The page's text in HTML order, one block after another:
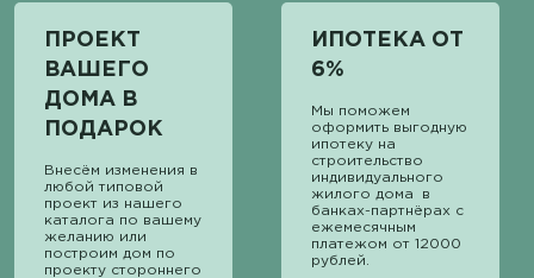
ПРОЕКТ
ВАШЕГО
ДОМА В
ПОДАРОК
Внесём изменения в
любой типовой
проект из нашего
каталога по вашему
желанию или
построим дом по
проекту стороннего
ИПОТЕКА ОТ
6%
Мы поможем
оформить выгодную
ипотеку на
строительство
индивидуального
жилого дома в
банках-партнёрах с
ежемесячным
платежом от 12000
рублей.